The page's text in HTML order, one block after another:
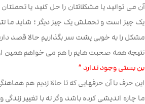
آن می توانید یا مشکلاتتان را حل کنید یا
یک چیز است و تحملش یک چیز دیگر ؛ شاید ما
مشکل را به خوبی پشت سر بگذاریم حالا قصد
نتیجه همه صحبت هایم را هم می خواهم همین
بن بستی وجود ندارد “
این حرف با آن حرفهایی که تا حالا زدیم هم
ما چاره اندیشی کرده باشد وگر نه با تغییر